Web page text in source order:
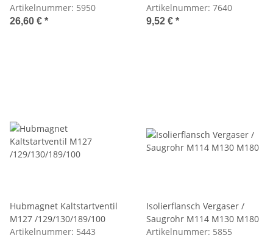
M129/M130
Artikelnummer: 5950
26,60 € *
Dichtring)
Artikelnummer: 7640
9,52 € *
Hubmagnet Kaltstartventil
M127 /129/130/189/100
Artikelnummer: 5443
Isolierflansch Vergaser /
Saugrohr M114 M130 M180
Artikelnummer: 5855